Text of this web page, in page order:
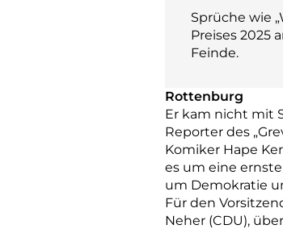
Sprüche wie
Preises 2025
Feinde.
Rottenburg
Er kam nicht mit
Reporter des
Komiker Hape
es um eine
um Demokratie
Für den
Neher (CDU),